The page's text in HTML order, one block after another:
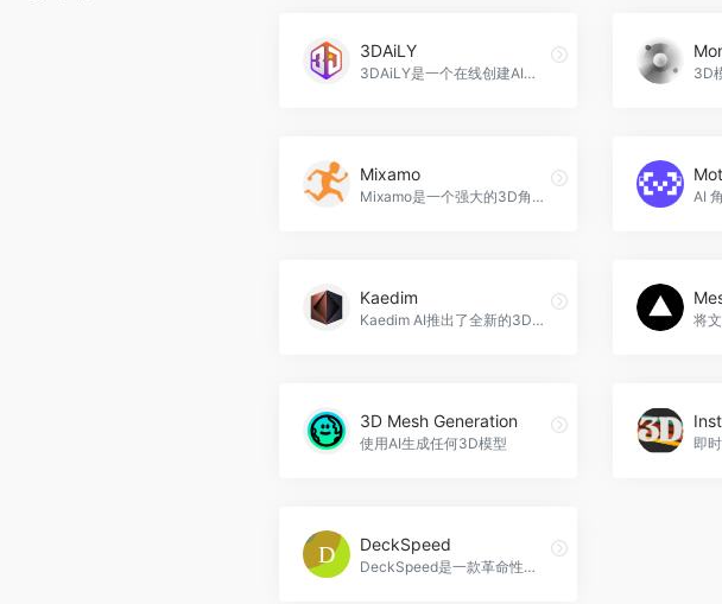
3DAiLY
3DAiLY是一个在线创建AI生成的3D模型的平台，提供高质量的角色、道具和游戏资产，帮助艺术家与游戏行业连接，3DAiLY官网入口网址
Mixamo
Mixamo是一个强大的3D角色动画平台，提供高质量的3D角色和动画效果，适用于游戏、电影和交互体验等项目，Mixamo官网入口网址
Kaedim
Kaedim AI推出了全新的3D模型生成技术，使得设计师们更加轻松地创作出高质量的3D模型，提高了设计效率和品质，Kaedim官网入口网址
3D Mesh Generation
使用AI生成任何3D模型 即
DeckSpeed
DeckSpeed是一款革命性的AI演示工具，通过对话生成专业个性化幻灯片，摆脱模板束缚，展现真正的创造力。